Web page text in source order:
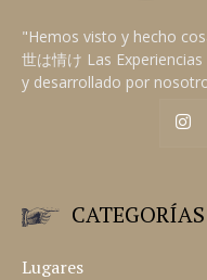
"Hemos visto y hecho
世は情け Las
y desarrollado por
Lugares